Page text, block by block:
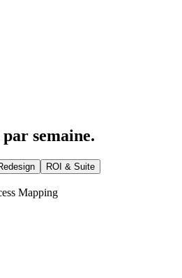
semaine.
ROI & Suite
Mapping